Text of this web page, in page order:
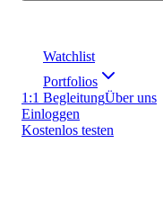
Watchlist
Portfolios
1:1 BegleitungÜber uns
Einloggen
Kostenlos testen